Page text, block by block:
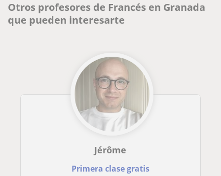
Otros profesores de Francés en Granada
que pueden interesarte
Jérôme
Primera clase gratis